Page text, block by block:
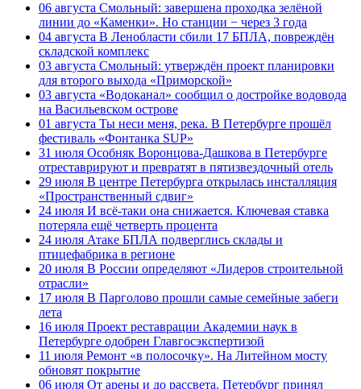
06 августа Смольный: завершена проходка зелёной
линии до «Каменки». Но станции − через 3 года
04 августа В Ленобласти сбили 17 БПЛА, повреждён
складской комплекс
03 августа Смольный: утверждён проект планировки
для второго выхода «Приморской»
03 августа «Водоканал» сообщил о достройке водовода
на Васильевском острове
01 августа Ты неси меня, река. В Петербурге прошёл
фестиваль «Фонтанка SUP»
31 июля Особняк Воронцова-Дашкова в Петербурге
отреставрируют и превратят в пятизвездочный отель
29 июля В центре Петербурга открылась инсталляция
«Пространственный сдвиг»
24 июля И всё-таки она снижается. Ключевая ставка
потеряла ещё четверть процента
24 июля Атаке БПЛА подверглись склады и
птицефабрика в регионе
20 июля В России определяют «Лидеров строительной
отрасли»
17 июля В Парголово прошли самые семейные забеги
лета
16 июля Проект реставрации Академии наук в
Петербурге одобрен Главгосэкспертизой
11 июля Ремонт «в полосочку». На Литейном мосту
обновят покрытие
06 июля От арены и до рассвета. Петербург принял